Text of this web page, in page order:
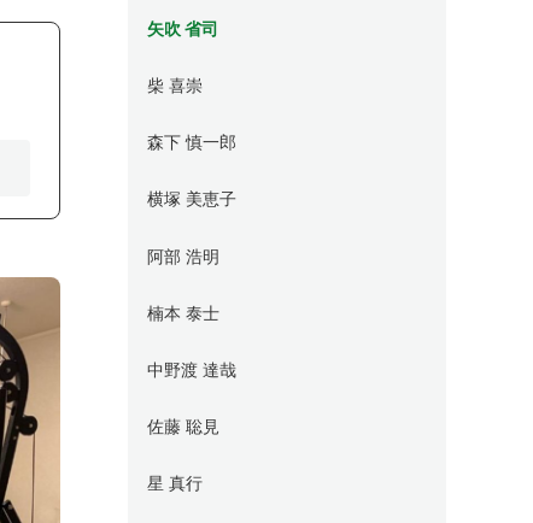
矢吹 省司
柴 喜崇
森下 慎一郎
横塚 美恵子
阿部 浩明
楠本 泰士
中野渡 達哉
佐藤 聡見
星 真行